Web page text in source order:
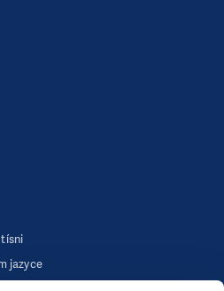
tísni
jazyce